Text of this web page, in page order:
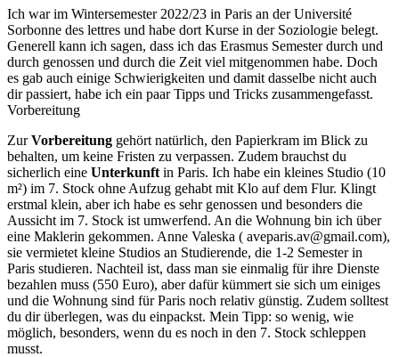
Ich war im Wintersemester 2022/23 in Paris an der Université
Sorbonne des lettres und habe dort Kurse in der Soziologie belegt.
Generell kann ich sagen, dass ich das Erasmus Semester durch und
durch genossen und durch die Zeit viel mitgenommen habe. Doch
es gab auch einige Schwierigkeiten und damit dasselbe nicht auch
dir passiert, habe ich ein paar Tipps und Tricks zusammengefasst.
Vorbereitung
ZurVorbereitung gehört natürlich, den Papierkram im Blick zu
behalten, um keine Fristen zu verpassen. Zudem brauchst du
sicherlich eine Unterkunft in Paris. Ich habe ein kleines Studio (10
m²) im 7. Stock ohne Aufzug gehabt mit Klo auf dem Flur. Klingt
erstmal klein, aber ich habe es sehr genossen und besonders die
Aussicht im 7. Stock ist umwerfend. An die Wohnung bin ich über
eine Maklerin gekommen. Anne Valeska ( aveparis.av@gmail.com),
sie vermietet kleine Studios an Studierende, die 1-2 Semester in
Paris studieren. Nachteil ist, dass man sie einmalig für ihre Dienste
bezahlen muss (550 Euro), aber dafür kümmert sie sich um einiges
und die Wohnung sind für Paris noch relativ günstig. Zudem solltest
du dir überlegen, was du einpackst. Mein Tipp: so wenig, wie
möglich, besonders, wenn du es noch in den 7. Stock schleppen
musst.